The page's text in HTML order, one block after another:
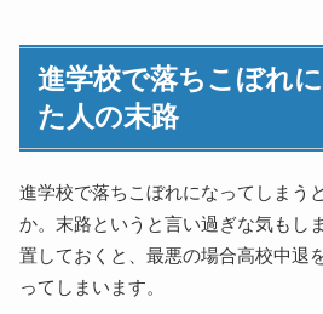
進学校で落ちこぼれ
た人の末路
進学校で落ちこぼれになってしまう
か。末路というと言い過ぎな気もし
置しておくと、最悪の場合高校中退
ってしまいます。